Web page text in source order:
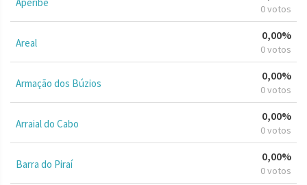
0 votos
Areal
0,00%
0 votos
Armação dos Búzios
0,00%
0 votos
Arraial do Cabo
0,00%
0 votos
Barra do Piraí
0,00%
0 votos